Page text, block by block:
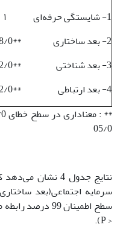
1- شایستگی حرفه‌ای
۱
2- بعد ساختاری
**498/0
3- بعد شناختی
**352/0
4- بعد ارتباطی
**522/0
05/0
نتایج جدول 4
سرمایه اجتماعی(بعد
< P).